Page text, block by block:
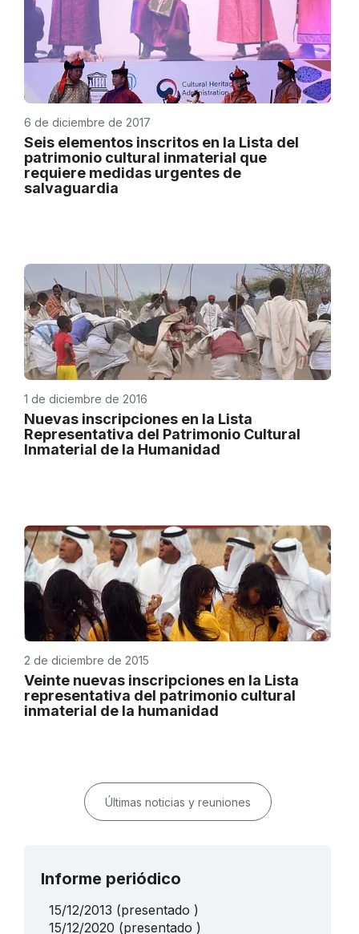
6 de diciembre de 2017
Seis elementos inscritos en la Lista del
patrimonio cultural inmaterial que
requiere medidas urgentes de
salvaguardia
1 de diciembre de 2016
Nuevas inscripciones en la Lista
Representativa del Patrimonio Cultural
Inmaterial de la Humanidad
2 de diciembre de 2015
Veinte nuevas inscripciones en la Lista
representativa del patrimonio cultural
inmaterial de la humanidad
Últimas noticias y reuniones
Informe periódico
15/12/2013 (presentado )
15/12/2020 (presentado )